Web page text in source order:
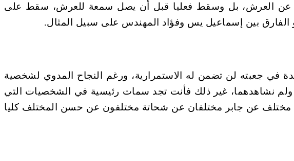
عن العرش، بل وسقط فعليا قبل أن يصل سمعة للعرش، سقط على
الفارق بين إسماعيل يس وفؤاد المهندس على سبيل المثال.
في جعبته لن تضمن له الاستمرارية، ورغم النجاح المدوي لشخصية
نشاهدهما، غير ذلك فأنت تجد سمات رئيسية في الشخصيات التي
مختلف عن جابر مختلفان عن شحاتة مختلفون عن حسن المختلف كليا